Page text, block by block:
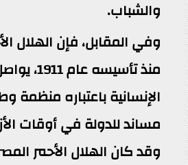
والشباب.
وفي المقابل، فإن الهلال
منذ تأسيسه
الإنسانية باعتباره منظمة
مساند للدولة في أوقات
وقد كان الهلال الأحمر